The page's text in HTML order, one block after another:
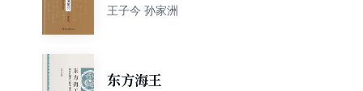
论文集
王子今 孙家洲
东方海王